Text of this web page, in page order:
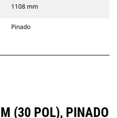
1108 mm
Pinado
(30 POL), PINADO